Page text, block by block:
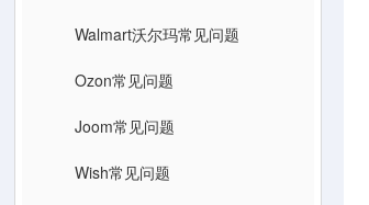
Walmart沃尔玛常见问题
Ozon常见问题
Joom常见问题
Wish常见问题